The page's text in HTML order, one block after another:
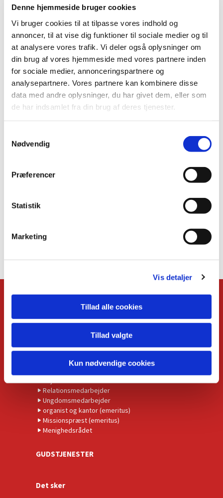
Denne hjemmeside bruger cookies
Vi bruger cookies til at tilpasse vores indhold og
annoncer, til at vise dig funktioner til sociale medier og til
at analysere vores trafik. Vi deler også oplysninger om
din brug af vores hjemmeside med vores partnere inden
for sociale medier, annonceringspartnere og
analysepartnere. Vores partnere kan kombinere disse
data med andre oplysninger, du har givet dem, eller som
de har indsamlet fra din brug af deres tjenester.
Nødvendig
Præferencer
Statistik
Marketing
Vis detaljer
Tillad alle cookies
Tillad valgte
Kun nødvendige cookies
Du vil måske også kunne lide...
Kirkens præster
Administrationschef
Børnekirkeleder
Relationsmedarbejder
Ungdomsmedarbejder
organist og kantor (emeritus)
Missionspræst (emeritus)
Menighedsrådet
GUDSTJENESTER
Det sker